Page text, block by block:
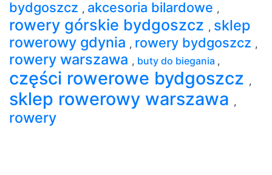
bydgoszcz , akcesoria bilardowe ,
rowery górskie bydgoszcz , sklep
rowerowy gdynia , rowery bydgoszcz ,
rowery warszawa , buty do biegania ,
części rowerowe bydgoszcz ,
sklep rowerowy warszawa ,
rowery